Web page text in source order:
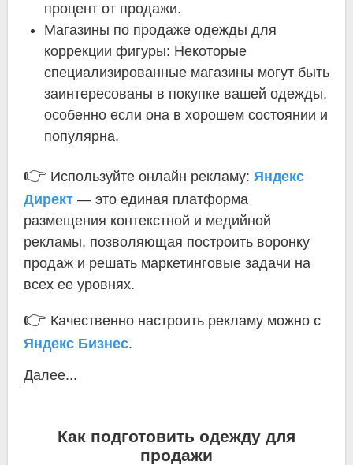
процент от продажи.
Магазины по продаже одежды для
коррекции фигуры: Некоторые
специализированные магазины могут быть
заинтересованы в покупке вашей одежды,
особенно если она в хорошем состоянии и
популярна.
👉 Используйте онлайн рекламу: Яндекс
Директ — это единая платформа
размещения контекстной и медийной
рекламы, позволяющая построить воронку
продаж и решать маркетинговые задачи на
всех ее уровнях.
👉 Качественно настроить рекламу можно с
Яндекс Бизнес.
Далее...
Как подготовить одежду для
продажи